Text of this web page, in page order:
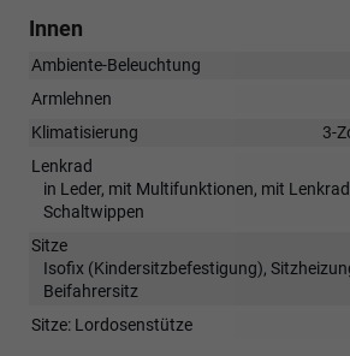
Innen
Ambiente-Beleuchtung
Armlehnen
Klimatisierung
3-
Lenkrad
in Leder, mit Multifunktionen, mit
Schaltwippen
Sitze
Isofix (Kindersitzbefestigung),
Beifahrersitz
Sitze: Lordosenstütze